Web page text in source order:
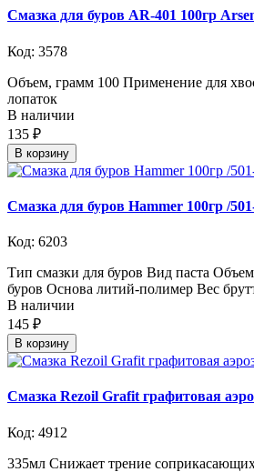
Смазка для буров AR-401 100гр
Код: 3578
Объем, грамм 100 Применение для
лопаток
В наличии
135 ₽
В корзину
Смазка для буров Hammer 100гр /
Код: 6203
Тип смазки для буров Вид паста
буров Основа литий-полимер Вес
В наличии
145 ₽
В корзину
Смазка Rezoil Grafit графитовая
Код: 4912
335мл Снижает трение